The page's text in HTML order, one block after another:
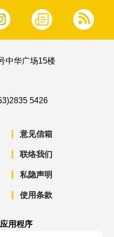
中华广场15楼
5426
意见信箱
联络我们
私隐声明
使用条款
用程序